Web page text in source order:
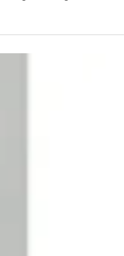
orosfyllda och upprörda
någon eller några...